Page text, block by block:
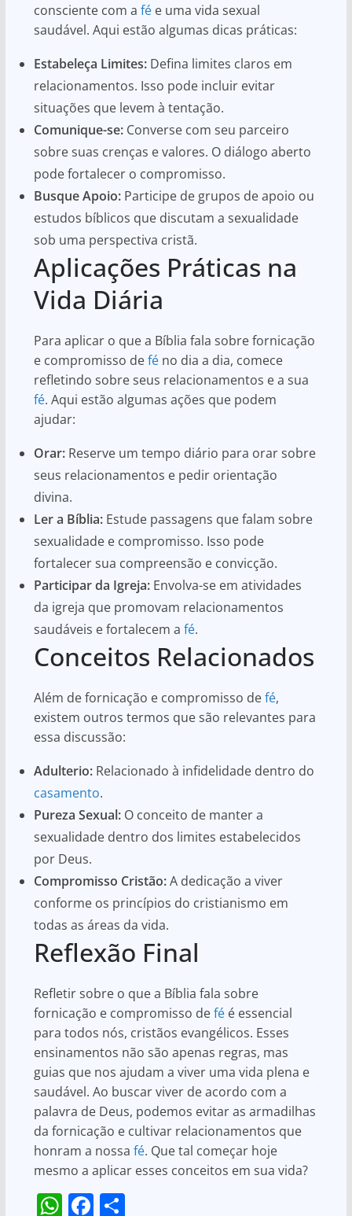
consciente com a fée uma vida sexual
saudável. Aqui estão algumas dicas práticas:
Estabeleça Limites:Defina limites claros em
relacionamentos. Isso pode incluir evitar
situações que levem à tentação.
Comunique-se:Converse com seu parceiro
sobre suas crenças e valores. O diálogo aberto
pode fortalecer o compromisso.
Busque Apoio:Participe de grupos de apoio ou
estudos bíblicos que discutam a sexualidade
sob uma perspectiva cristã.
Aplicações Práticas na
Vida Diária
Para aplicar o que a Bíblia fala sobre fornicação
e compromisso deféno dia a dia, comece
refletindo sobre seus relacionamentos e a sua
fé. Aqui estão algumas ações que podem
ajudar:
Orar:Reserve um tempo diário para orar sobre
seus relacionamentos e pedir orientação
divina.
Ler a Bíblia:Estude passagens que falam sobre
sexualidade e compromisso. Isso pode
fortalecer sua compreensão e convicção.
Participar da Igreja:Envolva-se em atividades
da igreja que promovam relacionamentos
saudáveis e fortalecem a fé.
Conceitos Relacionados
Além de fornicação e compromisso defé,
existem outros termos que são relevantes para
essa discussão:
Adulterio:Relacionado à infidelidade dentro do
casamento.
Pureza Sexual:O conceito de manter a
sexualidade dentro dos limites estabelecidos
por Deus.
Compromisso Cristão:A dedicação a viver
conforme os princípios do cristianismo em
todas as áreas da vida.
Reflexão Final
Refletir sobre o que a Bíblia fala sobre
fornicação e compromisso deféé essencial
para todos nós, cristãos evangélicos. Esses
ensinamentos não são apenas regras, mas
guias que nos ajudam a viver uma vida plena e
saudável. Ao buscar viver de acordo com a
palavra de Deus, podemos evitar as armadilhas
da fornicação e cultivar relacionamentos que
honram a nossa fé. Que tal começar hoje
mesmo a aplicar esses conceitos em sua vida?
W F S